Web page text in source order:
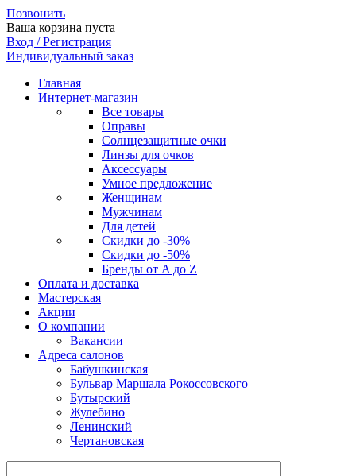
Позвонить
Ваша корзина пуста
Вход / Регистрация
Индивидуальный заказ
Главная
Интернет-магазин
Все товары
Оправы
Солнцезащитные очки
Линзы для очков
Аксессуары
Умное предложение
Женщинам
Мужчинам
Для детей
Скидки до -30%
Скидки до -50%
Бренды от A до Z
Оплата и доставка
Мастерская
Акции
О компании
Вакансии
Адреса салонов
Бабушкинская
Бульвар Маршала Рокоссовского
Бутырский
Жулебино
Ленинский
Чертановская